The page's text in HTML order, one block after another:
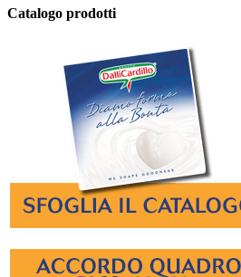
Catalogo prodotti